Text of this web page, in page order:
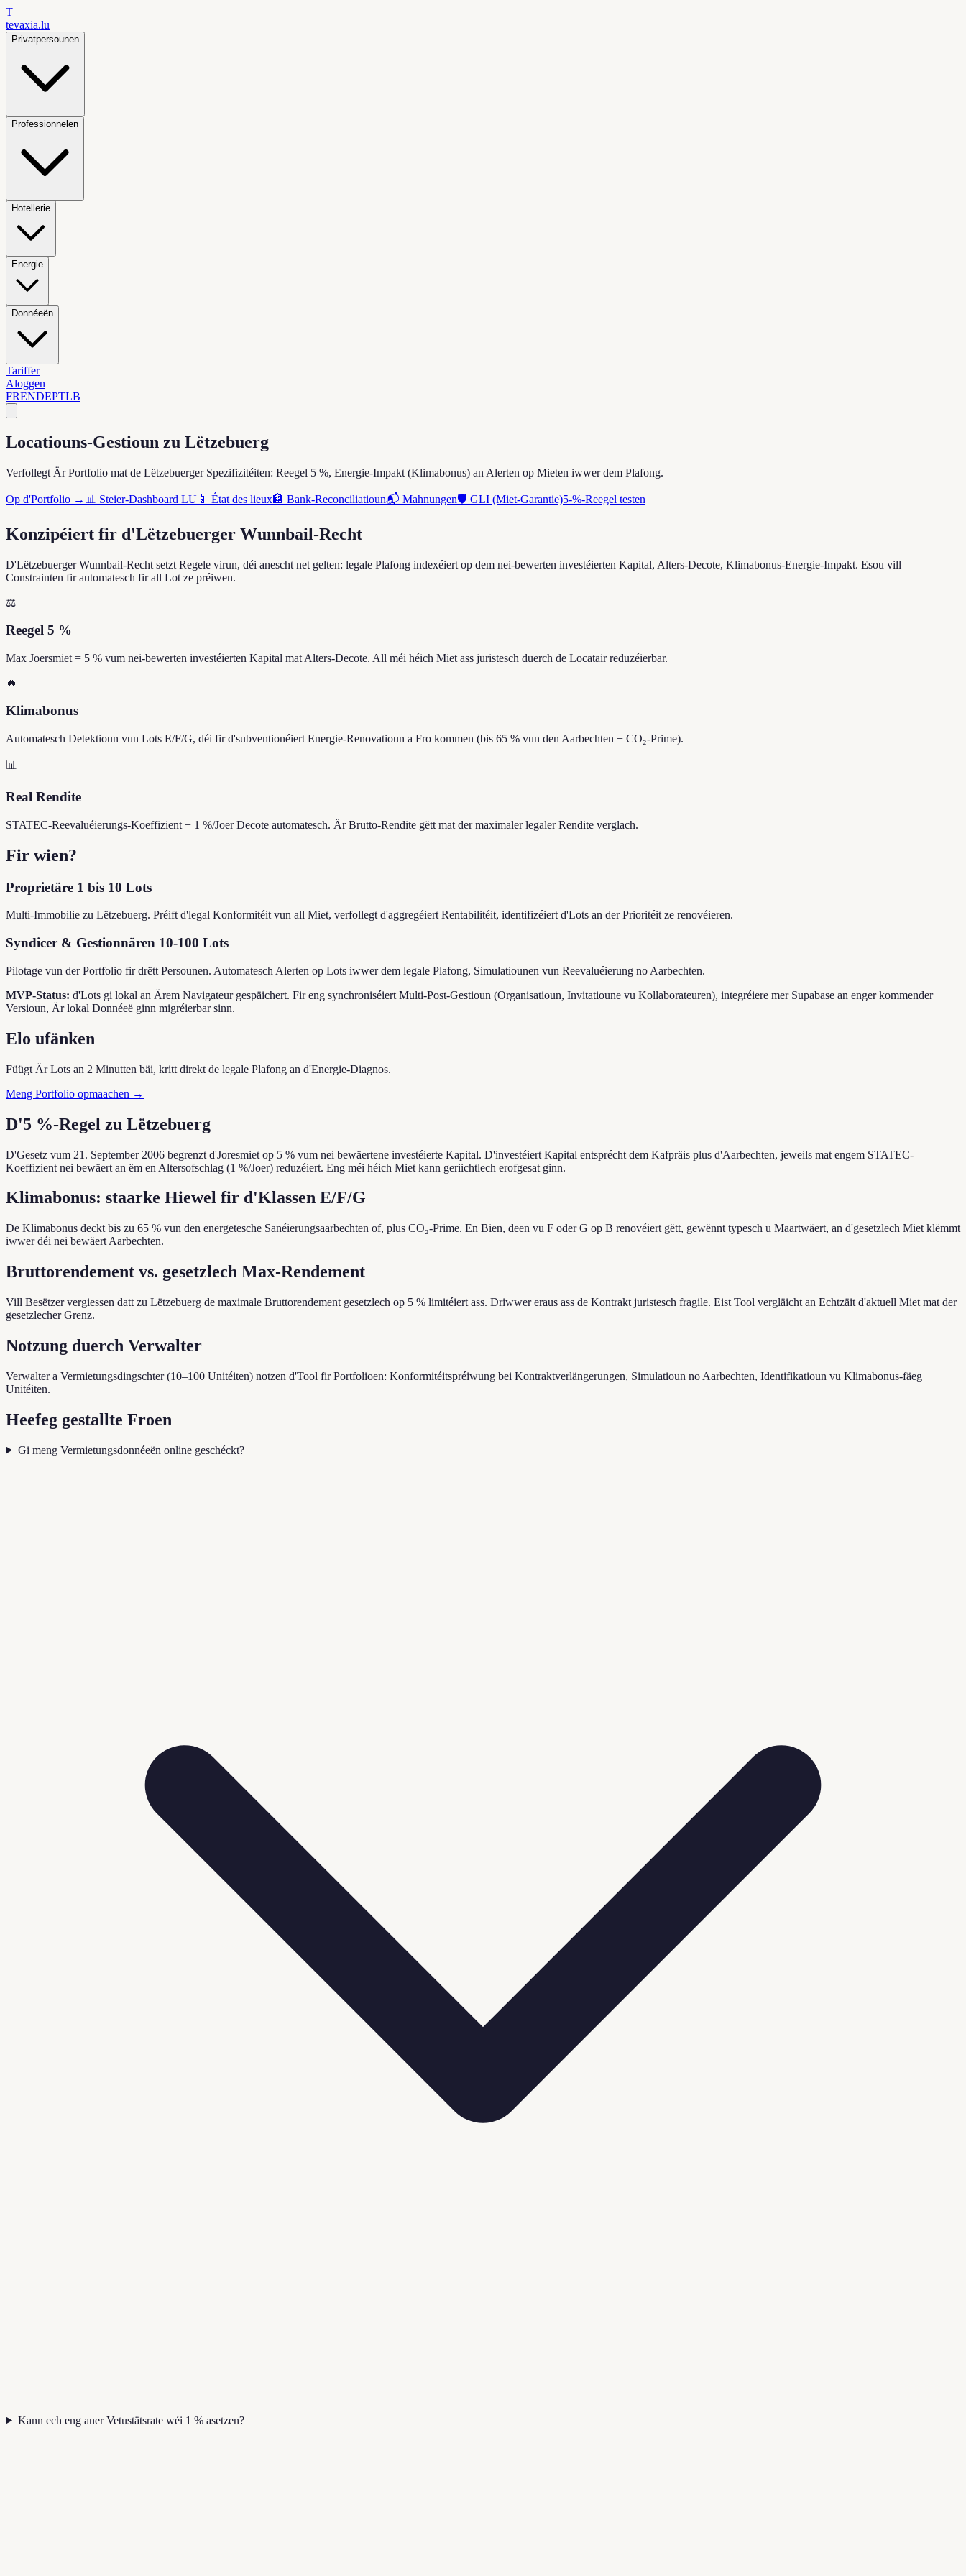
T
tevaxia.lu
Privatpersounen
Professionnelen
Hotellerie
Energie
Donnéeën
Tariffer
Aloggen
FRENDEPTLB
Locatiouns-Gestioun zu Lëtzebuerg
Verfollegt Är Portfolio mat de Lëtzebuerger Spezifizitéiten: Reegel 5 %, Energie-Impakt (Klimabonus) an Alerten op Mieten iwwer dem Plafong.
Op d'Portfolio → 📊 Steier-Dashboard LU 📱 État des lieux🏦 Bank-Reconciliatioun📬 Mahnungen🛡 GLI (Miet-Garantie)5-%-Reegel testen
Konzipéiert fir d'Lëtzebuerger Wunnbail-Recht
D'Lëtzebuerger Wunnbail-Recht setzt Regele virun, déi anescht net gelten: legale Plafong indexéiert op dem nei-bewerten investéierten Kapital, Alters-Decote, Klimabonus-Energie-Impakt. Esou vill
Constrainten fir automatesch fir all Lot ze préiwen.
⚖️
Reegel 5 %
Max Joersmiet = 5 % vum nei-bewerten investéierten Kapital mat Alters-Decote. All méi héich Miet ass juristesch duerch de Locatair reduzéierbar.
🔥
Klimabonus
Automatesch Detektioun vun Lots E/F/G, déi fir d'subventionéiert Energie-Renovatioun a Fro kommen (bis 65 % vun den Aarbechten + CO₂-Prime).
📊
Real Rendite
STATEC-Reevaluéierungs-Koeffizient + 1 %/Joer Decote automatesch. Är Brutto-Rendite gëtt mat der maximaler legaler Rendite verglach.
Fir wien?
Proprietäre 1 bis 10 Lots
Multi-Immobilie zu Lëtzebuerg. Préift d'legal Konformitéit vun all Miet, verfollegt d'aggregéiert Rentabilitéit, identifizéiert d'Lots an der Prioritéit ze renovéieren.
Syndicer & Gestionnären 10-100 Lots
Pilotage vun der Portfolio fir drëtt Persounen. Automatesch Alerten op Lots iwwer dem legale Plafong, Simulatiounen vun Reevaluéierung no Aarbechten.
MVP-Status: d'Lots gi lokal an Ärem Navigateur gespäichert. Fir eng synchroniséiert Multi-Post-Gestioun (Organisatioun, Invitatioune vu Kollaborateuren), integréiere mer Supabase an enger kommender
Versioun, Är lokal Donnéeë ginn migréierbar sinn.
Elo ufänken
Füügt Är Lots an 2 Minutten bäi, kritt direkt de legale Plafong an d'Energie-Diagnos.
Meng Portfolio opmaachen →
D'5 %-Regel zu Lëtzebuerg
D'Gesetz vum 21. September 2006 begrenzt d'Joresmiet op 5 % vum nei bewäertene investéierte Kapital. D'investéiert Kapital entsprécht dem Kafpräis plus d'Aarbechten, jeweils mat engem STATEC-
Koeffizient nei bewäert an ëm en Altersofschlag (1 %/Joer) reduzéiert. Eng méi héich Miet kann geriichtlech erofgesat ginn.
Klimabonus: staarke Hiewel fir d'Klassen E/F/G
De Klimabonus deckt bis zu 65 % vun den energetesche Sanéierungsaarbechten of, plus CO₂-Prime. En Bien, deen vu F oder G op B renovéiert gëtt, gewënnt typesch u Maartwäert, an d'gesetzlech Miet klëmmt
iwwer déi nei bewäert Aarbechten.
Bruttorendement vs. gesetzlech Max-Rendement
Vill Besëtzer vergiessen datt zu Lëtzebuerg de maximale Bruttorendement gesetzlech op 5 % limitéiert ass. Driwwer eraus ass de Kontrakt juristesch fragile. Eist Tool vergläicht an Echtzäit d'aktuell Miet mat der
gesetzlecher Grenz.
Notzung duerch Verwalter
Verwalter a Vermietungsdingschter (10–100 Unitéiten) notzen d'Tool fir Portfolioen: Konformitéitspréiwung bei Kontraktverlängerungen, Simulatioun no Aarbechten, Identifikatioun vu Klimabonus-fäeg
Unitéiten.
Heefeg gestallte Froen
Gi meng Vermietungsdonnéeën online geschéckt?
Kann ech eng aner Vetustätsrate wéi 1 % asetzen?